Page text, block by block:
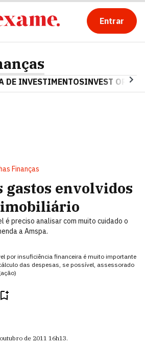
Entrar
DE INVESTIMENTOSINVEST OPINA
Finanças
gastos envolvidos
é preciso analisar com muito cuidado o
a Amspa.
por insuficiência financeira é muito importante
das despesas, se possível, assessorado
de 2011 16h13.